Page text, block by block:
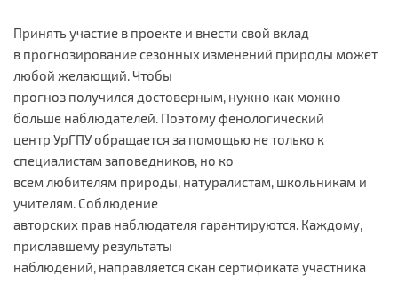
Принять участие в проекте и внести свой вклад
в прогнозирование сезонных изменений природы может
любой желающий. Чтобы
прогноз получился достоверным, нужно как можно
больше наблюдателей. Поэтому фенологический
центр УрГПУ обращается за помощью не только к
специалистам заповедников, но ко
всем любителям природы, натуралистам, школьникам и
учителям. Соблюдение
авторских прав наблюдателя гарантируются. Каждому,
приславшему результаты
наблюдений, направляется скан сертификата участника